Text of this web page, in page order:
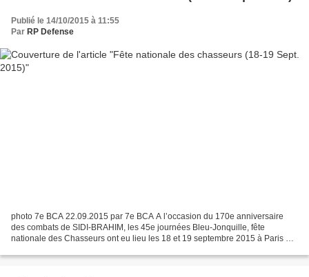
Publié le 14/10/2015 à 11:55
Par RP Defense
photo 7e BCA 22.09.2015 par 7e BCA A l’occasion du 170e anniversaire
des combats de SIDI-BRAHIM, les 45e journées Bleu-Jonquille, fête
nationale des Chasseurs ont eu lieu les 18 et 19 septembre 2015 à Paris et